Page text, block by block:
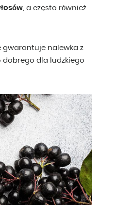
, a często również
gwarantuje nalewka z
dobrego dla ludzkiego